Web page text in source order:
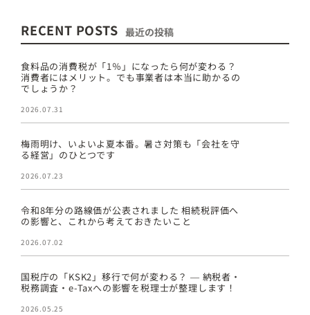
RECENT POSTS 最近の投稿
食料品の消費税が「1％」になったら何が変わる？
消費者にはメリット。でも事業者は本当に助かるの
でしょうか？
2026.07.31
梅雨明け、いよいよ夏本番。暑さ対策も「会社を守
る経営」のひとつです
2026.07.23
令和8年分の路線価が公表されました 相続税評価へ
の影響と、これから考えておきたいこと
2026.07.02
国税庁の「KSK2」移行で何が変わる？ ― 納税者・
税務調査・e-Taxへの影響を税理士が整理します！
2026.05.25